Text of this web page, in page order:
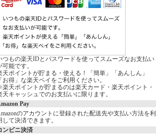
つもの楽天IDとパスワードを使ってスムーズなお支払い
可能です。
天ポイントが貯まる・使える！「簡単」「あんしん」
お得」な楽天ペイをご利用ください。
天ポイントが貯まるのは楽天カード・楽天ポイント・
天キャッシュでのお支払いに限ります。
Pay
のアカウントに登録された配送先や支払い方法を利
して決済できます。
ンビニ決済